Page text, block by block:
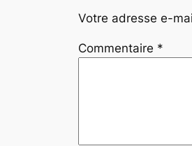
Votre adresse e-
Commentaire *